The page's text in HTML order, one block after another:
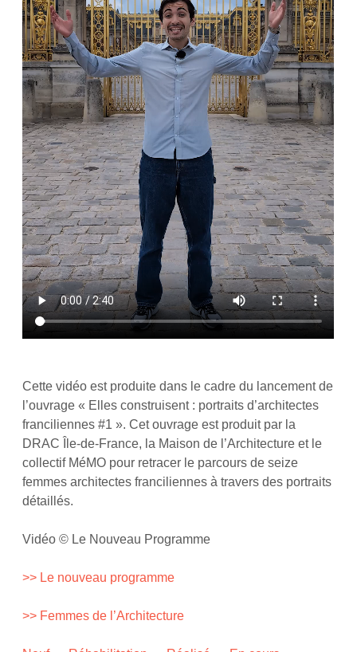
Cette vidéo est produite dans le cadre du lancement de
l’ouvrage « Elles construisent : portraits d’architectes
franciliennes #1 ». Cet ouvrage est produit par la
DRAC Île-de-France, la Maison de l’Architecture et le
collectif MéMO pour retracer le parcours de seize
femmes architectes franciliennes à travers des portraits
détaillés.
Vidéo © Le Nouveau Programme
>> Le nouveau programme
>> Femmes de l’Architecture